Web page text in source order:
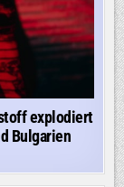
explodiert
Bulgarien